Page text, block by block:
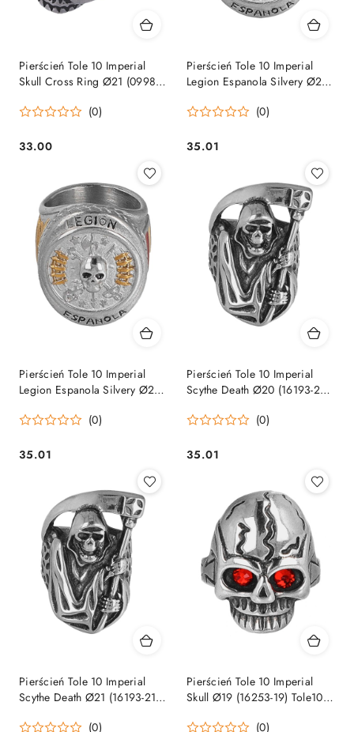
Pierścień Tole 10 Imperial
Skull Cross Ring Ø21 (09984-
Martinez Albainox
(0)
Cena:
33.00
Pierścień Tole 10 Imperial
Legion Espanola Silvery Ø20
Martinez Albainox
(0)
Cena:
35.01
Pierścień Tole 10 Imperial
Legion Espanola Silvery Ø21
Martinez Albainox
(0)
Cena:
35.01
Pierścień Tole 10 Imperial
Scythe Death Ø20 (16193-20)
Albainox
(0)
Cena:
35.01
Pierścień Tole 10 Imperial
Scythe Death Ø21 (16193-21)
Albainox
(0)
Pierścień Tole 10 Imperial
Skull Ø19 (16253-19) Tole10
(0)